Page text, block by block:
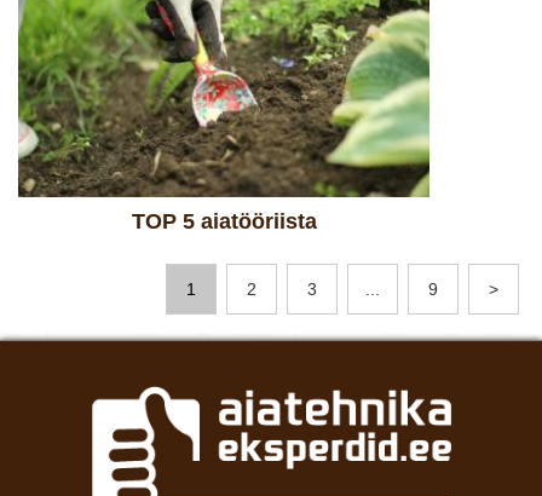
TOP 5 aiatööriista
1 2 3 9 >